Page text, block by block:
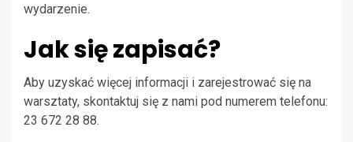
wydarzenie.
Jak się zapisać?
Aby uzyskać więcej informacji i zarejestrować się na
warsztaty, skontaktuj się z nami pod numerem telefonu:
23 672 28 88.